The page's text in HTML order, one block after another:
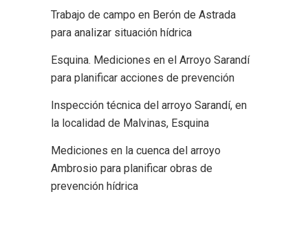
Trabajo de campo en Berón de Astrada
para analizar situación hídrica
Esquina. Mediciones en el Arroyo Sarandí
para planificar acciones de prevención
Inspección técnica del arroyo Sarandí, en
la localidad de Malvinas, Esquina
Mediciones en la cuenca del arroyo
Ambrosio para planificar obras de
prevención hídrica